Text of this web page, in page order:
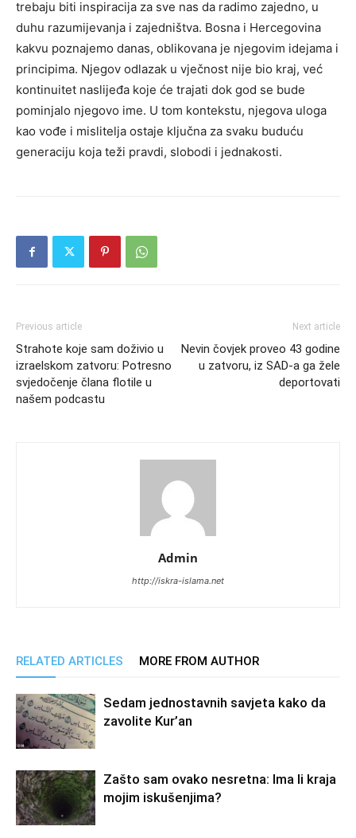
trebaju biti inspiracija za sve nas da radimo zajedno, u
duhu razumijevanja i zajedništva. Bosna i Hercegovina
kakvu poznajemo danas, oblikovana je njegovim idejama i
principima. Njegov odlazak u vječnost nije bio kraj, već
kontinuitet naslijeđa koje će trajati dok god se bude
pominjalo njegovo ime. U tom kontekstu, njegova uloga
kao vođe i mislitelja ostaje ključna za svaku buduću
generaciju koja teži pravdi, slobodi i jednakosti.
Previous article
Strahote koje sam doživio u
izraelskom zatvoru: Potresno
svjedočenje člana flotile u
našem podcastu
Next article
Nevin čovjek proveo 43 godine
u zatvoru, iz SAD-a ga žele
deportovati
Admin
http://iskra-islama.net
RELATED ARTICLES MORE FROM AUTHOR
Sedam jednostavnih savjeta kako da
zavolite Kur’an
Zašto sam ovako nesretna: Ima li kraja
mojim iskušenjima?